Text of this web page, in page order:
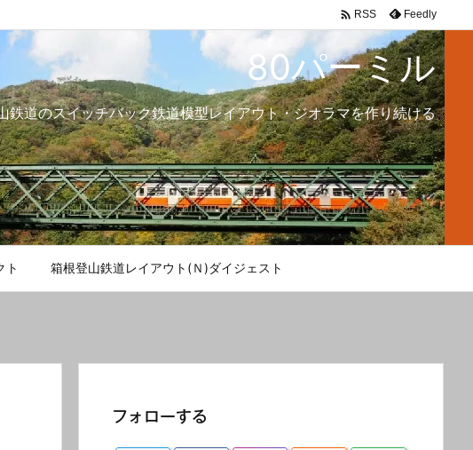
80パーミル
鉄道のスイッチバック鉄道模型レイアウト・ジオラマを作り続ける
ト 箱根登山鉄道レイアウト(Ｎ)ダイジェスト
 RSS Feedly
フォローする